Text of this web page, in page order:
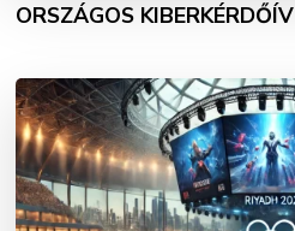
ORSZÁGOS KIBERKÉRDŐÍV